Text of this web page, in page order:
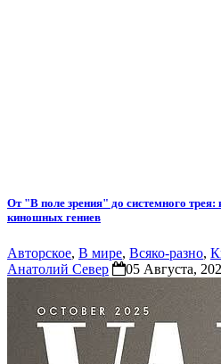
От "В поле зрения" до системного
киношных гениев
Авторское, В мире, Всяко-разно,
Анатолий Север
05 Августа,